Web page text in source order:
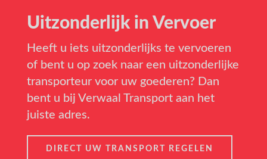
Uitzonderlijk in Vervoer
Heeft u iets uitzonderlijks te vervoeren
of bent u op zoek naar een uitzonderlijke
transporteur voor uw goederen? Dan
bent u bij Verwaal Transport aan het
juiste adres.
DIRECT UW TRANSPORT REGELEN